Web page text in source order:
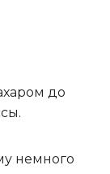
до
немного